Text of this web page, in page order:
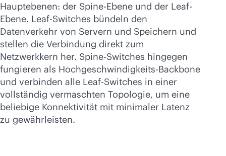
Hauptebenen: der Spine-Ebene und der Leaf-
Ebene. Leaf-Switches bündeln den
Datenverkehr von Servern und Speichern und
stellen die Verbindung direkt zum
Netzwerkkern her. Spine-Switches hingegen
fungieren als Hochgeschwindigkeits-Backbone
und verbinden alle Leaf-Switches in einer
vollständig vermaschten Topologie, um eine
beliebige Konnektivität mit minimaler Latenz
zu gewährleisten.